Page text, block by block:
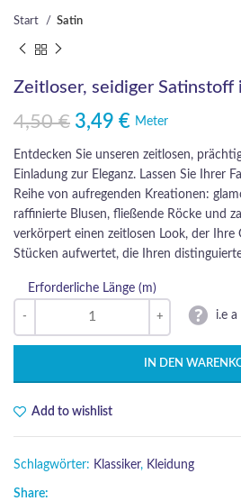
Start Satin
Zeitloser, seidiger Satinstoff
4,50€
Ursprünglicher Preis war: 4,50 €
3,49 €
Aktueller Preis ist: 3,49 €.Meter
Entdecken Sie unseren zeitlosen,
Einladung zur Eleganz. Lassen Sie Ihrer
Reihe von aufregenden Kreationen:
raffinierte Blusen, fließende Röcke und
verkörpert einen zeitlosen Look, der Ihre
Stücken aufwertet, die Ihren
Erforderliche Länge (m)
i.e
IN DEN
Add to wishlist
Schlagwörter: Klassiker, Kleidung
Share: